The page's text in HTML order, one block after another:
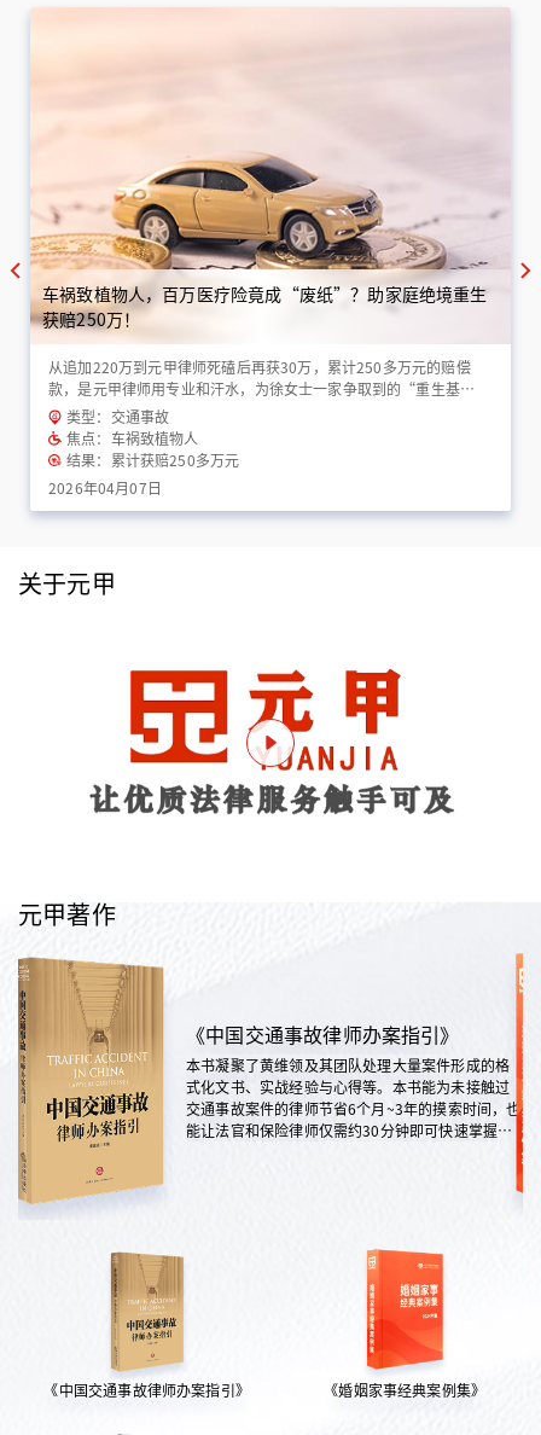
车祸致植物人，百万医疗险竟成“废纸”？助家庭绝境重生
获赔250万！
从追加220万到元甲律师死磕后再获30万，累计250多万元的赔偿
款，是元甲律师用专业和汗水，为徐女士一家争取到的“重生基
金”！
类型：交通事故
焦点：车祸致植物人
结果：累计获赔250多万元
2026年04月07日
关于元甲
元甲著作
《中国交通事故律师办案指引》
本书凝聚了黄维领及其团队处理大量案件形成的格
式化文书、实战经验与心得等。本书能为未接触过
交通事故案件的律师节省6个月~3年的摸索时间，也
能让法官和保险律师仅需约30分钟即可快速掌握案
《中国交通事故律师办案指引》 《婚姻家事经典案例集》